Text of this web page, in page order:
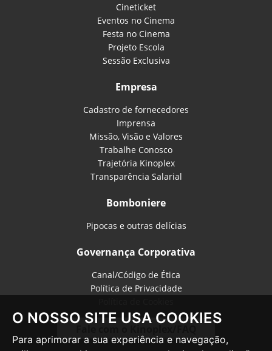
O NOSSO SITE USA COOKIES
Para aprimorar a sua experiência e navegação,
Cineticket
Eventos no Cinema
Festa no Cinema
Projeto Escola
Sessão Exclusiva
Empresa
Cadastro de fornecedores
Imprensa
Missão, Visão e Valores
Trabalhe Conosco
Trajetória Kinoplex
Transparência Salarial
Bomboniere
Pipocas e outras delícias
Governança Corporativa
Canal/Código de Ética
Política de Privacidade